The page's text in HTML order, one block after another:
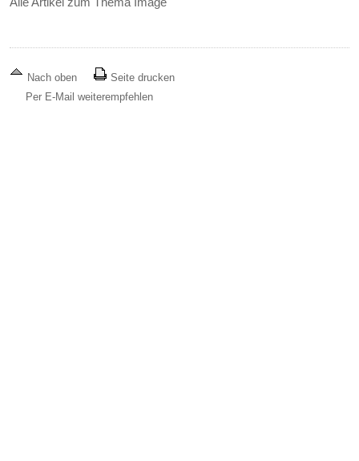
Nach oben
Seite drucken
Per E-Mail weiterempfehlen